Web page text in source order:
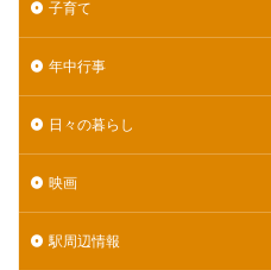
子育て
年中行事
日々の暮らし
映画
駅周辺情報